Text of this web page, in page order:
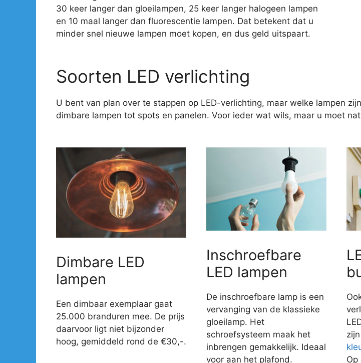
30 keer langer dan gloeilampen, 25 keer langer halogeen lampen
en 10 maal langer dan fluorescentie lampen. Dat betekent dat u
minder snel nieuwe lampen moet kopen, en dus geld uitspaart.
Soorten LED verlichting
U bent van plan over te stappen op LED-verlichting, maar welke lampen
dimbare lampen tot spots en panelen. Voor ieder wat wils, maar u moet
Dimbare LED
lampen
Een dimbaar exemplaar gaat
25.000 branduren mee. De prijs
daarvoor ligt niet bijzonder
hoog, gemiddeld rond de €30,-.
Inschroefbare
LED lampen
De inschroefbare lamp is een
vervanging van de klassieke
gloeilamp. Het
schroefsysteem maak het
inbrengen gemakkelijk. Ideaal
voor aan het plafond.
Op